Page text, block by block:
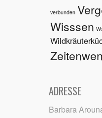
verbunden
Wisssen
ADRESSE
Barbara